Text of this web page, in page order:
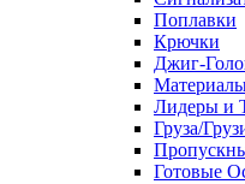
Поплавки
Крючки
Джиг-
Лидеры и
Груза/
Готовые